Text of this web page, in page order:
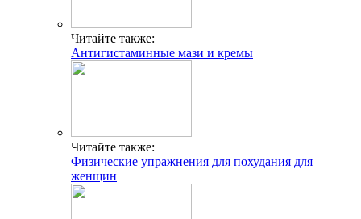
Читайте также:
Антигистаминные мази и кремы
Читайте также:
Физические упражнения для похудания для
женщин